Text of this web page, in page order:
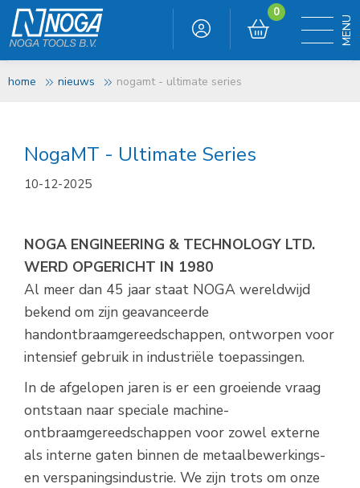
0
home nieuws nogamt - ultimate series
NogaMT - Ultimate Series
10-12-2025
NOGA ENGINEERING & TECHNOLOGY LTD.
WERD OPGERICHT IN 1980
Al meer dan 45 jaar staat NOGA wereldwijd
bekend om zijn geavanceerde
handontbraamgereedschappen, ontworpen voor
intensief gebruik in industriële toepassingen.
In de afgelopen jaren is er een groeiende vraag
ontstaan naar speciale machine-
ontbraamgereedschappen voor zowel externe
als interne gaten binnen de metaalbewerkings-
en verspaningsindustrie. We zijn trots om onze